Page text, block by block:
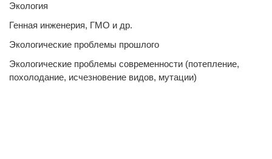
Экология
Генная инженерия, ГМО и др.
Экологические проблемы прошлого
Экологические проблемы современности (потепление,
похолодание, исчезновение видов, мутации)